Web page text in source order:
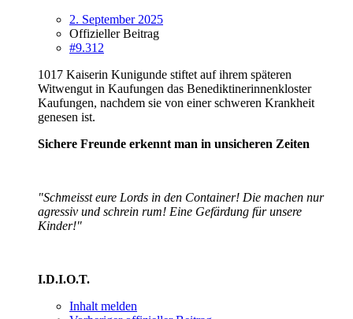
2. September 2025
Offizieller Beitrag
#9.312
1017 Kaiserin Kunigunde stiftet auf ihrem späteren
Witwengut in Kaufungen das Benediktinerinnenkloster
Kaufungen, nachdem sie von einer schweren Krankheit
genesen ist.
Sichere Freunde erkennt man in unsicheren Zeiten
"Schmeisst eure Lords in den Container! Die machen nur
agressiv und schrein rum! Eine Gefärdung für unsere
Kinder!"
I.D.I.O.T.
Inhalt melden